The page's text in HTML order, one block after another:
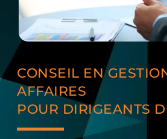
CONSEIL EN
AFFAIRES
POUR DIRIGEANTS